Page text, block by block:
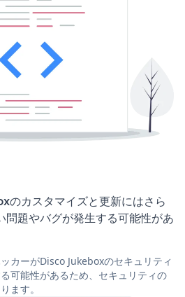
カスタマイズと更新にはさら
問題やバグが発生する可能性があ
カーがDisco Jukeboxのセキュリティ
可能性があるため、セキュリティの
ます。